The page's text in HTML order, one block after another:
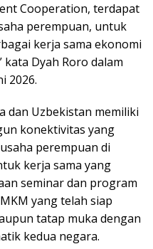
Cooperation, terdapat
perempuan, untuk
kerja sama ekonomi
Dyah Roro dalam
2026.
dan Uzbekistan memiliki
konektivitas yang
perempuan di
kerja sama yang
seminar dan program
yang telah siap
tatap muka dengan
kedua negara.